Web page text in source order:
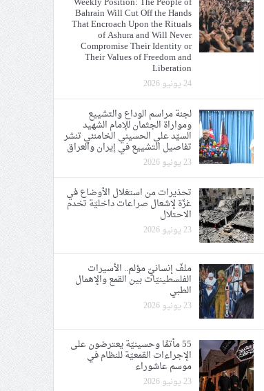
«ع»
Bahrain Will Cut Off the Hands
That Encroach Upon the Rituals
of Ashura and Will Never
Compromise Their Identity or
Their Values of Freedom and
Liberation
24 يونيو 2026
لجنة مراسم الوداع والتشييع
ومواراة الجثمان للإمام الشهيد
السيّد علي الحسيني الخامنئي تنشر
تفاصيل التشييع في إيران والعراق
23 يونيو 2026
تحذيرات من استغلال الأوضاع في
غزّة لإشعال صراعات داخليّة تخدم
الاحتلال
23 يونيو 2026
ملفّ إنسانيّ مؤلم.. الأسيرات
الفلسطينيّات بين القمع والإهمال
الطبي
23 يونيو 2026
55 مأتمًا وحسينيّة يعترضون على
الإجراءات القمعيّة للنظام في
موسم عاشوراء
23 يونيو 2026